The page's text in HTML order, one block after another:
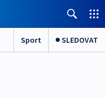
Sport SLEDOVAT